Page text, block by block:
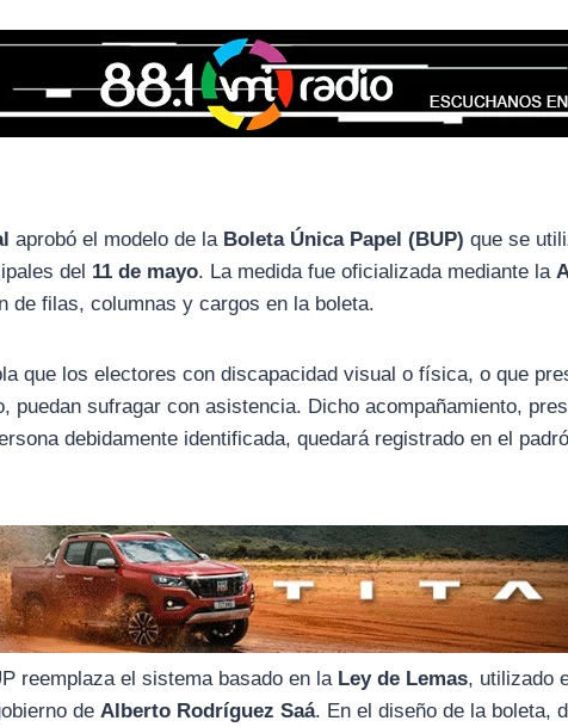
aprobó el modelo de la Boleta Única Papel (BUP) que se
del 11 de mayo. La medida fue oficializada mediante la
de filas, columnas y cargos en la boleta.
que los electores con discapacidad visual o física, o que
puedan sufragar con asistencia. Dicho acompañamiento,
debidamente identificada, quedará registrado en el
reemplaza el sistema basado en la Ley de Lemas, utilizado
de Alberto Rodríguez Saá. En el diseño de la boleta,